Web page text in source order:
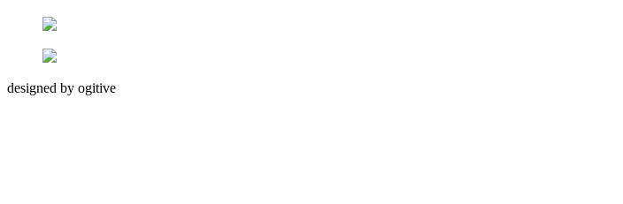
designed by ogitive